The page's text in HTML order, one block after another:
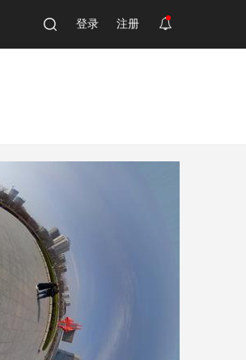
登录 注册